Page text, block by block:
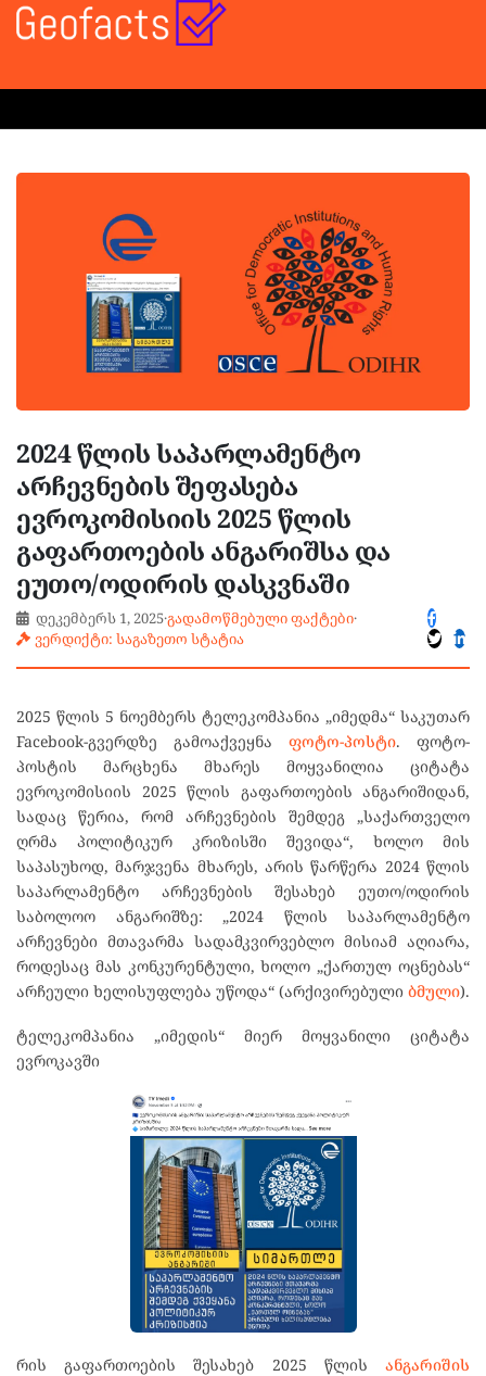
2024 წლის საპარლამენტო
არჩევნების შეფასება
ევროკომისიის 2025 წლის
გაფართოების ანგარიშსა და
ეუთო/ოდირის დასკვნაში
დეკემბერს 1, 2025·გადამოწმებული ფაქტები·
ვერდიქტი: საგაზეთო სტატია
2025 წლის 5 ნოემბერს ტელეკომპანია „იმედმა“ საკუთარ
Facebook-გვერდზე გამოაქვეყნა ფოტო-პოსტი. ფოტო-
პოსტის მარცხენა მხარეს მოყვანილია ციტატა
ევროკომისიის 2025 წლის გაფართოების ანგარიშიდან,
სადაც წერია, რომ არჩევნების შემდეგ „საქართველო
ღრმა პოლიტიკურ კრიზისში შევიდა“, ხოლო მის
საპასუხოდ, მარჯვენა მხარეს, არის წარწერა 2024 წლის
საპარლამენტო არჩევნების შესახებ ეუთო/ოდირის
საბოლოო ანგარიშზე: „2024 წლის საპარლამენტო
არჩევნები მთავარმა სადამკვირვებლო მისიამ აღიარა,
როდესაც მას კონკურენტული, ხოლო „ქართულ ოცნებას“
არჩეული ხელისუფლება უწოდა“ (არქივირებული ბმული).
ტელეკომპანია „იმედის“ მიერ მოყვანილი ციტატა
ევროკავში
რის გაფართოების შესახებ 2025 წლის ანგარიშის